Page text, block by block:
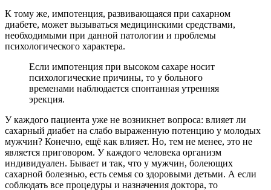
К тому же, импотенция, развивающаяся при сахарном
диабете, может вызываться медицинскими средствами,
необходимыми при данной патологии и проблемы
психологического характера.
Если импотенция при высоком сахаре носит
психологические причины, то у больного
временами наблюдается спонтанная утренняя
эрекция.
У каждого пациента уже не возникнет вопроса: влияет ли
сахарный диабет на слабо выраженную потенцию у молодых
мужчин? Конечно, ещё как влияет. Но, тем не менее, это не
является приговором. У каждого человека организм
индивидуален. Бывает и так, что у мужчин, болеющих
сахарной болезнью, есть семья со здоровыми детьми. А если
соблюдать все процедуры и назначения доктора, то